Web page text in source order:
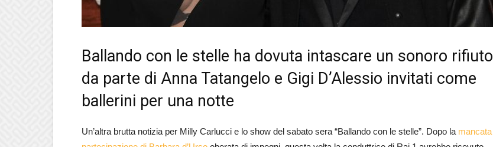
Ballando con le stelle ha dovuta intascare un sonoro rifiuto
da parte di Anna Tatangelo e Gigi D’Alessio invitati come
ballerini per una notte
Un’altra brutta notizia per Milly Carlucci e lo show del sabato sera “Ballando con le stelle”. Dopo la mancata